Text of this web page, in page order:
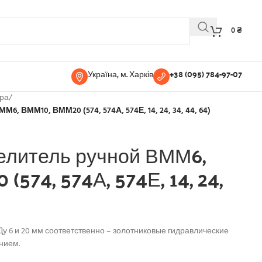
0₴
Україна, м. Харків +38 (095) 784-97-07
/
ВММ10, ВММ20 (574, 574А, 574Е, 14, 24, 34, 44, 64)
ручной ВММ6,
574А, 574Е, 14, 24,
и 20 мм соответственно – золотниковые гидравлические